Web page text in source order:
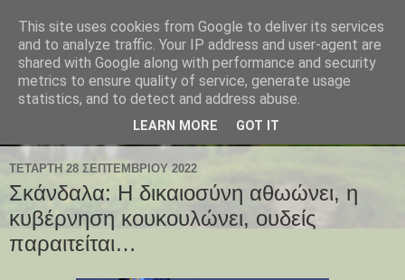
ΤΕΤΆΡΤΗ 28 ΣΕΠΤΕΜΒΡΊΟΥ 2022
Σκάνδαλα: Η δικαιοσύνη αθωώνει, η
κυβέρνηση κουκουλώνει, ουδείς
παραιτείται…
This site uses cookies from Google to deliver its services
and to analyze traffic. Your IP address and user-agent are
shared with Google along with performance and security
metrics to ensure quality of service, generate usage
statistics, and to detect and address abuse.
LEARN MORE GOT IT